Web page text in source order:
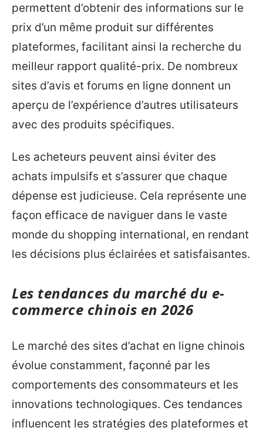
permettent d’obtenir des informations sur le
prix d’un même produit sur différentes
plateformes, facilitant ainsi la recherche du
meilleur rapport qualité-prix. De nombreux
sites d’avis et forums en ligne donnent un
aperçu de l’expérience d’autres utilisateurs
avec des produits spécifiques.
Les acheteurs peuvent ainsi éviter des
achats impulsifs et s’assurer que chaque
dépense est judicieuse. Cela représente une
façon efficace de naviguer dans le vaste
monde du shopping international, en rendant
les décisions plus éclairées et satisfaisantes.
Les tendances du marché du e-
commerce chinois en 2026
Le marché des sites d’achat en ligne chinois
évolue constamment, façonné par les
comportements des consommateurs et les
innovations technologiques. Ces tendances
influencent les stratégies des plateformes et